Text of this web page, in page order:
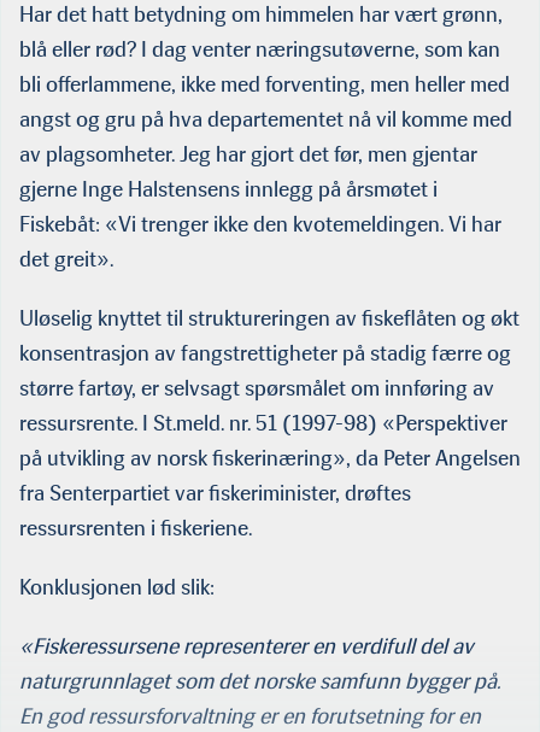
Willfish Ocean
Management
Har det hatt betydning om himmelen har vært grønn,
blå eller rød? I dag venter næringsutøverne, som kan
bli offerlammene, ikke med forventing, men heller med
angst og gru på hva departementet nå vil komme med
av plagsomheter. Jeg har gjort det før, men gjentar
gjerne Inge Halstensens innlegg på årsmøtet i
Fiskebåt: «Vi trenger ikke den kvotemeldingen. Vi har
det greit».
Uløselig knyttet til struktureringen av fiskeflåten og økt
konsentrasjon av fangstrettigheter på stadig færre og
større fartøy, er selvsagt spørsmålet om innføring av
ressursrente. I St.meld. nr. 51 (1997-98) «Perspektiver
på utvikling av norsk fiskerinæring», da Peter Angelsen
fra Senterpartiet var fiskeriminister, drøftes
ressursrenten i fiskeriene.
Konklusjonen lød slik:
«Fiskeressursene representerer en verdifull del av
naturgrunnlaget som det norske samfunn bygger på.
En god ressursforvaltning er en forutsetning for en